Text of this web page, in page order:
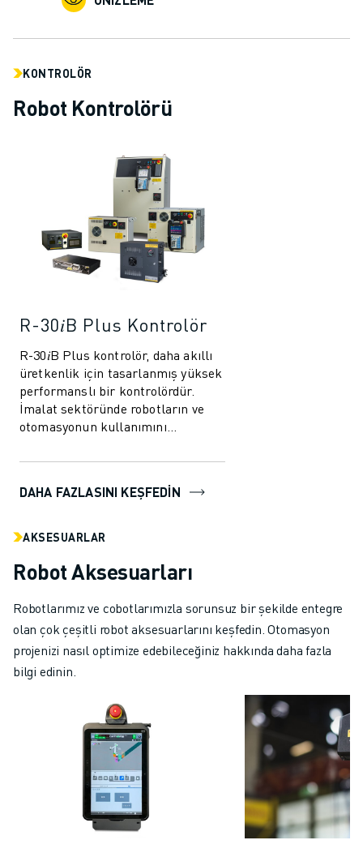
KÜNYE
KONTROLÖR
Robot Kontrolörü
R-30𝑖B Plus Kontrolör
R-30𝑖B Plus kontrolör, daha akıllı
üretkenlik için tasarlanmış yüksek
performanslı bir kontrolördür.
İmalat sektöründe robotların ve
otomasyonun kullanımını
geliştirilmiştir. B...
DAHA FAZLASINI KEŞFEDIN
AKSESUARLAR
Robot Aksesuarları
Robotlarımız ve cobotlarımızla sorunsuz bir şekilde entegre
olan çok çeşitli robot aksesuarlarını keşfedin. Otomasyon
projenizi nasıl optimize edebileceğiniz hakkında daha fazla
bilgi edinin.